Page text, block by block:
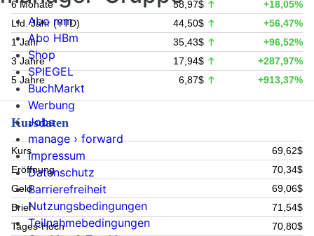
6 Monate
58,97$
+18,05%
Lfd. Jahr (YTD)
44,50$
+56,47%
1 Jahr
35,43$
+96,52%
3 Jahre
17,94$
+287,97%
5 Jahre
6,87$ +913,37%
Kursdaten
Kurs
69,62$
Eröffnung
70,34$
Geld
69,06$
Brief
71,54$
Tages-Hoch
70,80$
Abo mm
Abo HBm
Shop
SPIEGEL
BuchMarkt
Werbung
Jobs
manage › forward
Impressum
Datenschutz
Barrierefreiheit
Nutzungsbedingungen
Teilnahmebedingungen